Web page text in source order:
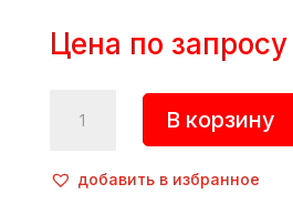
Цена по запросу
товара
кондитерский,
В корзину
добавить в избранное